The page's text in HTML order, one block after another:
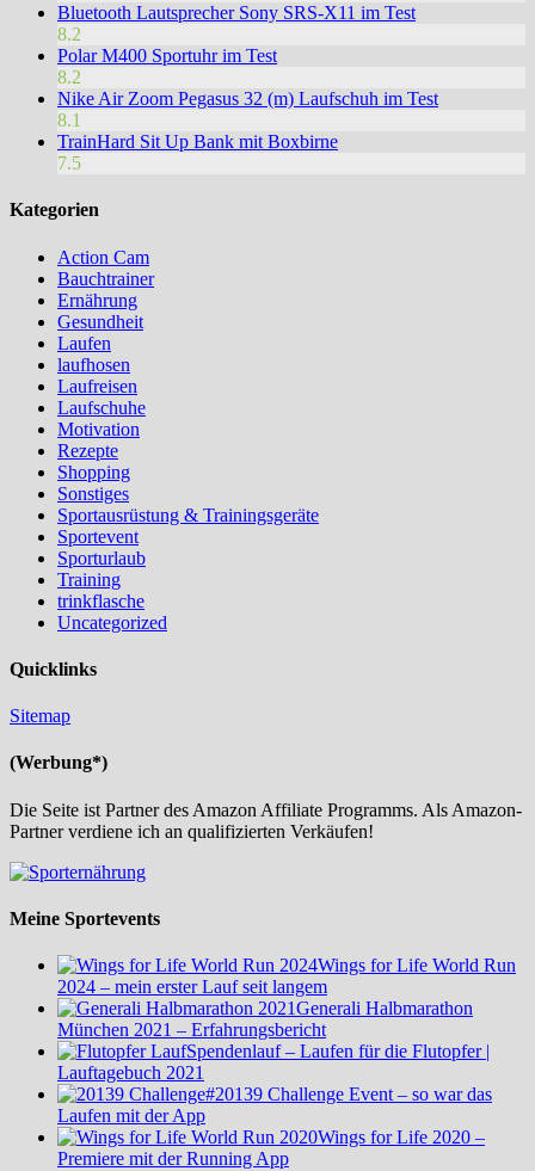
Bluetooth Lautsprecher Sony SRS-X11 im Test
8.2
Polar M400 Sportuhr im Test
8.2
Nike Air Zoom Pegasus 32 (m) Laufschuh im Test
8.1
TrainHard Sit Up Bank mit Boxbirne
7.5
Kategorien
Action Cam
Bauchtrainer
Ernährung
Gesundheit
Laufen
laufhosen
Laufreisen
Laufschuhe
Motivation
Rezepte
Shopping
Sonstiges
Sportausrüstung & Trainingsgeräte
Sportevent
Sporturlaub
Training
trinkflasche
Uncategorized
Quicklinks
Sitemap
(Werbung*)
Die Seite ist Partner des Amazon Affiliate Programms. Als Amazon-
Partner verdiene ich an qualifizierten Verkäufen!
Meine Sportevents
Wings for Life World Run
2024 – mein erster Lauf seit langem
Generali Halbmarathon
München 2021 – Erfahrungsbericht
Spendenlauf – Laufen für die Flutopfer |
Lauftagebuch 2021
#20139 Challenge Event – so war das
Laufen mit der App
Wings for Life 2020 –
Premiere mit der Running App